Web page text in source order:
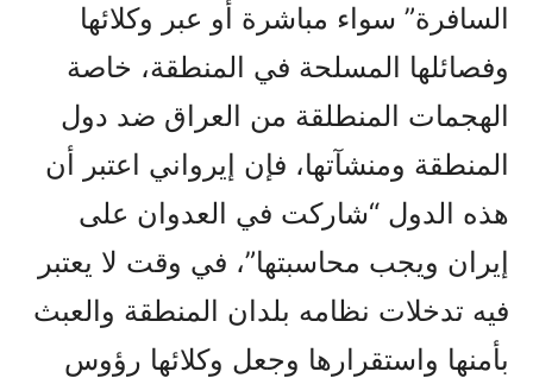
السافرة” سواء مباشرة أو عبر وكلائها
وفصائلها المسلحة في المنطقة، خاصة
الهجمات المنطلقة من العراق ضد دول
المنطقة ومنشآتها، فإن إيرواني اعتبر أن
هذه الدول “شاركت في العدوان على
إيران ويجب محاسبتها”، في وقت لا يعتبر
فيه تدخلات نظامه بلدان المنطقة والعبث
بأمنها واستقرارها وجعل وكلائها رؤوس